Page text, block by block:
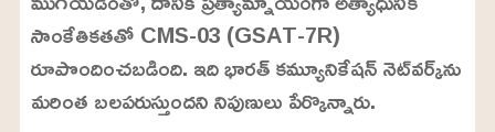
సాంకేతికతతో CMS-03 (GSAT-7R)
రూపొందించబడింది. ఇది భారత్‌ కమ్యూనికేషన్ నెట్‌వర్క్‌ను
మరింత బలపరుస్తుందని నిపుణులు పేర్కొన్నారు.